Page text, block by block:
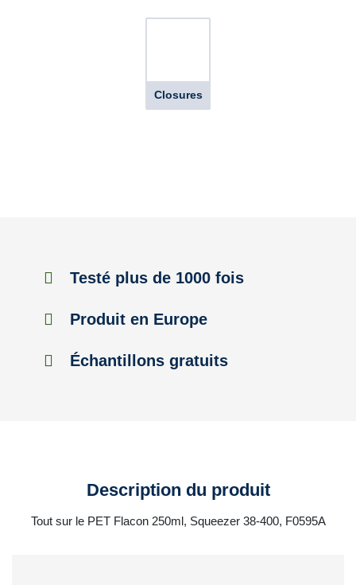
Closures
Testé plus de 1000 fois
Produit en Europe
Échantillons gratuits
Description du produit
Tout sur le PET Flacon 250ml, Squeezer 38-400, F0595A